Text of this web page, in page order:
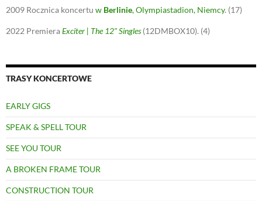
2009 Rocznica koncertu w Berlinie, Olympiastadion, Niemcy. (17)
2022 PremieraExciter | The 12" Singles(12DMBOX10). (4)
TRASY KONCERTOWE
EARLY GIGS
SPEAK & SPELL TOUR
SEE YOU TOUR
A BROKEN FRAME TOUR
CONSTRUCTION TOUR